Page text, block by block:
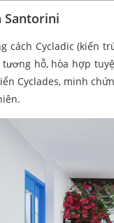
Santorini
cách Cycladic (kiến
hỗ, hòa hợp
Cyclades, minh